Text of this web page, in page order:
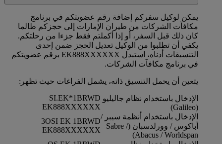
يمكن لوكيل سفركم إضافة رقم عضويتكم في برنامج
مكافآت الشركات من طيران الإمارات إلى حجزكم طالما
كان ذلك قبل السفر، أو إذا أكملتم فقط جزءا من رحلتكم.
يكفي أن تطلبوا من الوكيل تعديل الحجز ضمن إحدى
التنسيقات أدناه، استبدل EK888XXXXXX برقم عضويتكم
في برنامج مكافآت الشركات.
يتعين أن يحمل التنسيق ذاته، يشمل الفراغات حيث تظهر:
الإدخال باستخدام نظام جاليليو
(Galileo)
SI.EK*1BRWD
EK888XXXXXX
الإدخال باستخدام أنظمة سيبر /
أباكوس / وورلدسبان (Sabre /
Abacus / Worldspan)
3OSI EK 1BRWD
EK888XXXXXX